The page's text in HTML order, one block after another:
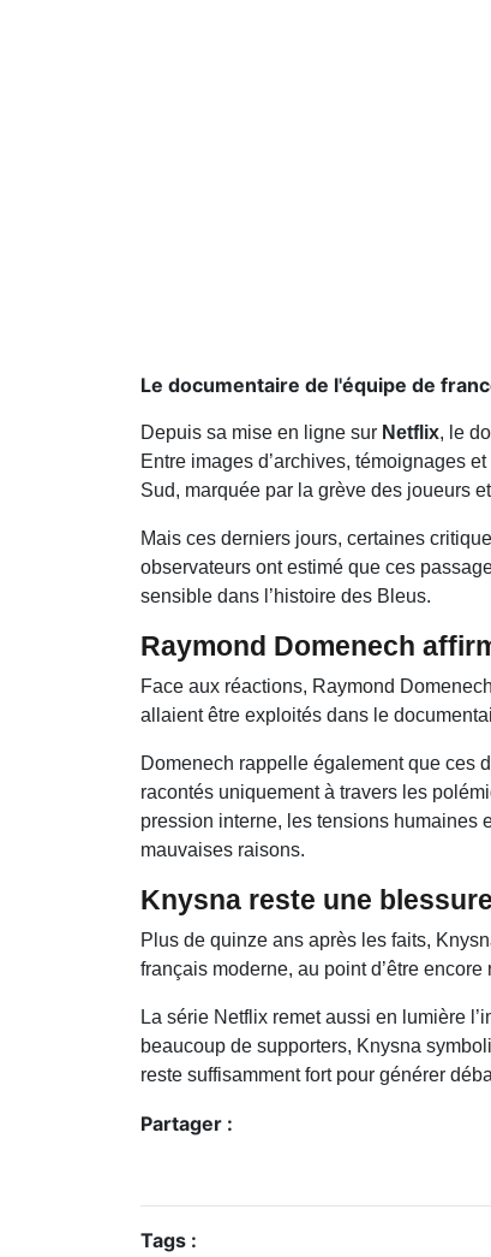
Le documentaire de l'équipe de
Depuis sa mise en ligne sur Netflix, le
Entre images d’archives, témoignages
Sud, marquée par la grève des joueurs
Mais ces derniers jours, certaines
observateurs ont estimé que ces
sensible dans l’histoire des Bleus.
Raymond Domenech
Face aux réactions, Raymond
allaient être exploités dans le
Domenech rappelle également que ces
racontés uniquement à travers les
pression interne, les tensions humaines
mauvaises raisons.
Knysna reste une
Plus de quinze ans après les faits,
français moderne, au point d’être
La série Netflix remet aussi en lumière
beaucoup de supporters, Knysna
reste suffisamment fort pour générer
Partager :
Tags :